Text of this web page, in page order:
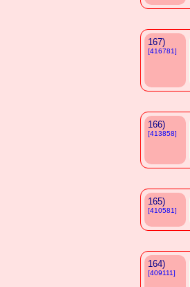
167)
[416781]
166)
[413858]
165)
[410581]
164)
[409111]